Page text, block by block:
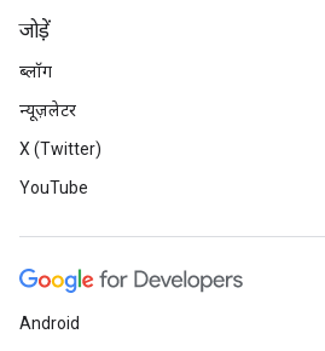
जोड़ें
ब्लॉग
न्यूज़लेटर
X (Twitter)
YouTube
Android